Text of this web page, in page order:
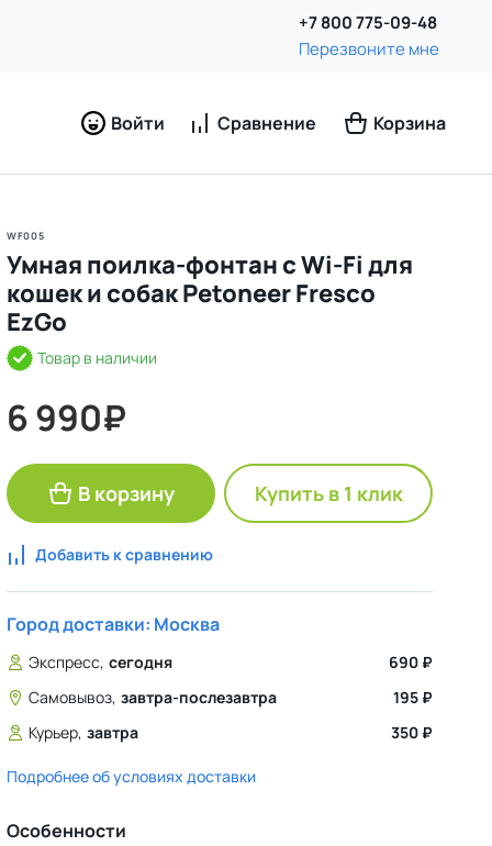
+7 800 775-09-48
Перезвоните мне
Войти Сравнение Корзина
WF005
Умная поилка-фонтан с Wi-Fi для
кошек и собак Petoneer Fresco
EzGo
Товар в наличии
6 990₽
В корзину Купить в 1 клик
Добавить к сравнению
Город доставки: Москва
Экспресс, сегодня 690 ₽
Самовывоз, завтра-послезавтра 195 ₽
Курьер, завтра 350 ₽
Подробнее об условиях доставки
Особенности